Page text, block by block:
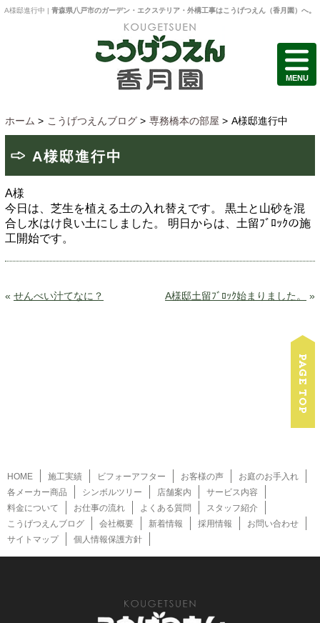
A様邸進行中 | 青森県八戸市のガーデン・エクステリア・外構工事はこうげつえん（香月園）へ。
ホーム > こうげつえんブログ > 専務橋本の部屋 > A様邸進行中
A様邸進行中
A様
今日は、芝生を植える土の入れ替えです。
黒土と山砂を混
合し水はけ良い土にしました。
明日からは、土留ﾌﾞﾛｯｸの施
工開始です。
« せんべい汁てなに？ A様邸土留ﾌﾞﾛｯｸ始まりました。 »
HOME 施工実績 ビフォーアフター お客様の声
お庭のお手入れ
各メーカー商品
シンボルツリー 店舗案内
サービス内容
料金について
お仕事の流れ よくある質問
スタッフ紹介
こうげつえんブログ
会社概要 新着情報 採用情報
お問い合わせ
サイトマップ
個人情報保護方針
MENU